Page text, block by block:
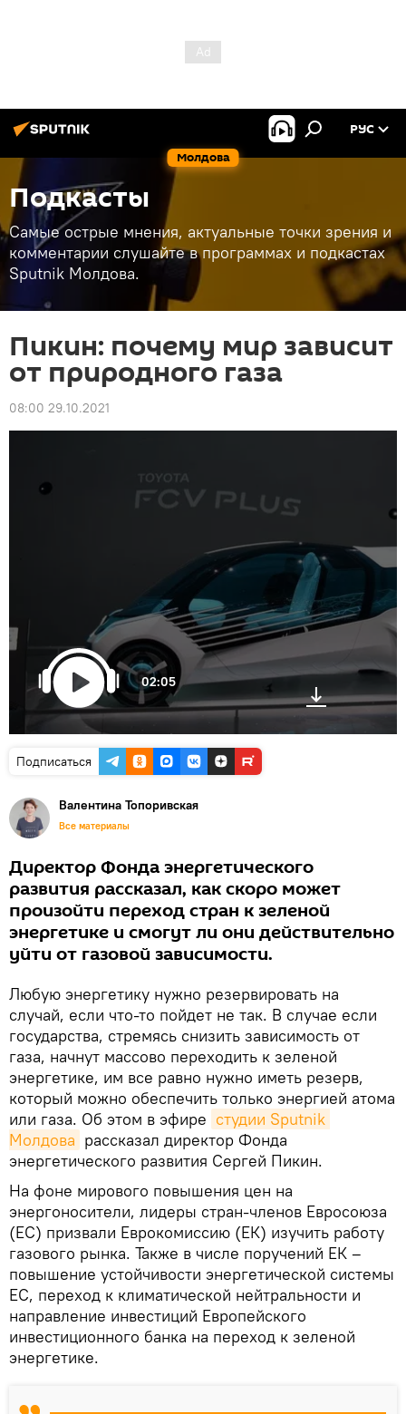
Молдова
РУС
Подкасты
Самые острые мнения, актуальные точки зрения и
комментарии слушайте в программах и подкастах
Sputnik Молдова.
Пикин: почему мир зависит
от природного газа
08:00 29.10.2021
02:05
Подписаться
Валентина Топоривская
Все материалы
Директор Фонда энергетического
развития рассказал, как скоро может
произойти переход стран к зеленой
энергетике и смогут ли они действительно
уйти от газовой зависимости.
Любую энергетику нужно резервировать на
случай, если что-то пойдет не так. В случае если
государства, стремясь снизить зависимость от
газа, начнут массово переходить к зеленой
энергетике, им все равно нужно иметь резерв,
который можно обеспечить только энергией атома
или газа. Об этом в эфире студии Sputnik
Молдова рассказал директор Фонда
энергетического развития Сергей Пикин.
На фоне мирового повышения цен на
энергоносители, лидеры стран-членов Евросоюза
(ЕС) призвали Еврокомиссию (ЕК) изучить работу
газового рынка. Также в числе поручений ЕК –
повышение устойчивости энергетической системы
ЕС, переход к климатической нейтральности и
направление инвестиций Европейского
инвестиционного банка на переход к зеленой
энергетике.